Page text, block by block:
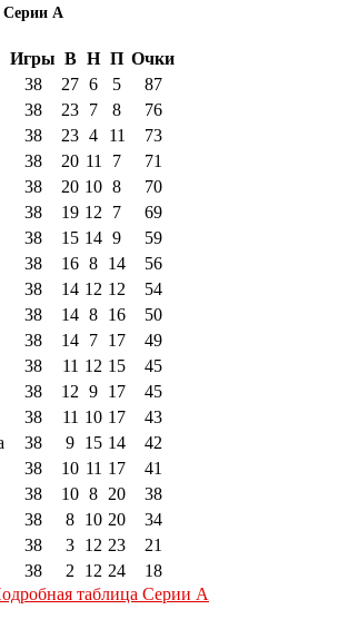
Серии А
Игры В Н П Очки
38 27 6 5
87
38 23 7 8
76
38 23 4 11
73
38 20 11 7
71
38 20 10 8
70
38 19 12 7
69
38 15 14 9
59
38 16 8 14
56
38 14 12 12
54
38 14 8 16
50
38 14 7 17
49
38 11 12 15
45
38 12 9 17
45
38 11 10 17
43
38 9 15 14
42
38 10 11 17
41
38 10 8 20
38
38 8 10 20
34
38 3 12 23
21
38 2 12 24
18
таблица Серии А